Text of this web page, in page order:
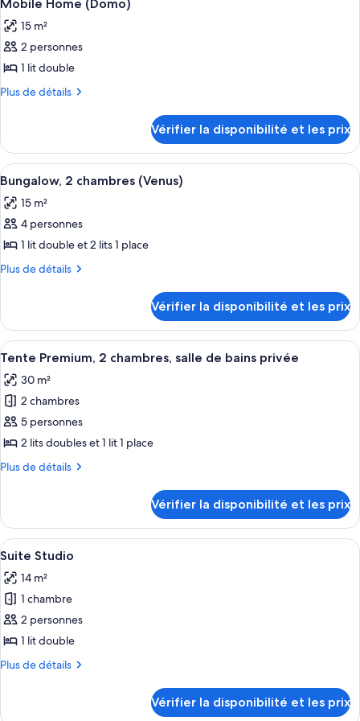
Coco
Home
toutes
les
photos
pour
ce
chambre :
Mobile
Home
(Domo)
Mobile Home (Domo)
15 m²
2 personnes
1 lit double
Plus de détails
Plus
le
type
de
chambre
Mobile
Home
Vérifier la disponibilité et les prix
Afficher
toutes
les
photos
pour
ce
chambre :
Bungalow,
2
chambres
(Venus)
Une petite chambre d’hôtel, de
14
Bungalow, 2 chambres (Venus)
15 m²
4 personnes
1 lit double et 2 lits 1 place
Plus de détails
Plus
le
type
de
Bungalow,
2
chambres
(Venus)
Vérifier la disponibilité et les prix
Afficher
toutes
les
photos
pour
ce
type
Tente
Premium,
2
chambres,
salle
de
bains
privée
Une structure en forme de tente,
10
Tente Premium, 2 chambres, salle de bains privée
30 m²
2 chambres
5 personnes
2 lits doubles et 1 lit 1 place
Plus de détails
Plus
le
type
de
Tente
Premium,
chambres,
salle
bains
Vérifier la disponibilité et les prix
Afficher
toutes
les
photos
pour
ce
type
Suite
Une pièce avec un lit, une petite
10
Suite Studio
14 m²
1 chambre
2 personnes
1 lit double
Plus de détails
Plus
Vérifier la disponibilité et les prix